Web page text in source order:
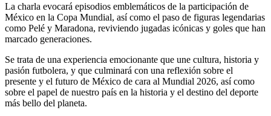
La charla evocará episodios emblemáticos de la participación de
México en la Copa Mundial, así como el paso de figuras legendarias
como Pelé y Maradona, reviviendo jugadas icónicas y goles que han
marcado generaciones.
Se trata de una experiencia emocionante que une cultura, historia y
pasión futbolera, y que culminará con una reflexión sobre el
presente y el futuro de México de cara al Mundial 2026, así como
sobre el papel de nuestro país en la historia y el destino del deporte
más bello del planeta.